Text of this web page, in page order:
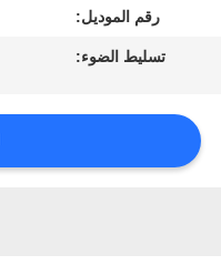
أخبار
اطلب
رقم الموديل:
تسليط الضوء: